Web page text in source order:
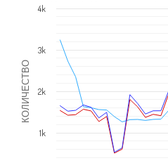
КОЛИЧЕСТВО
1k
2k
3k
4k